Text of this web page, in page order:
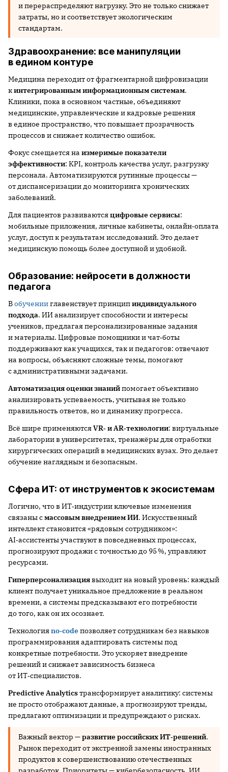
и перераспределяют нагрузку. Это не только снижает
затраты, но и соответствует экологическим
стандартам.
Здравоохранение: все манипуляции
в едином контуре
Медицина переходит от фрагментарной цифровизации
кинтегрированным информационным системам.
Клиники, пока в основном частные, объединяют
медицинские, управленческие и кадровые решения
в единое пространство, что повышает прозрачность
процессов и снижает количество ошибок.
Фокус смещается на измеримые показатели
эффективности: KPI, контроль качества услуг, разгрузку
персонала. Автоматизируются рутинные процессы —
от диспансеризации до мониторинга хронических
заболеваний.
Для пациентов развиваютсяцифровые сервисы:
мобильные приложения, личные кабинеты, онлайн‑оплата
услуг, доступ к результатам исследований. Это делает
медицинскую помощь более доступной и удобной.
Образование: нейросети в должности
педагога
Вобученииглавенствует принципиндивидуального
подхода. ИИ анализирует способности и интересы
учеников, предлагая персонализированные задания
и материалы. Цифровые помощники и чат‑боты
поддерживают как учащихся, так и педагогов: отвечают
на вопросы, объясняют сложные темы, помогают
с административными задачами.
Автоматизация оценки знанийпомогает объективно
анализировать успеваемость, учитывая не только
правильность ответов, но и динамику прогресса.
Всё шире применяютсяVR‑ и AR‑технологии: виртуальные
лаборатории в университетах, тренажёры для отработки
хирургических операций в медицинских вузах. Это делает
обучение наглядным и безопасным.
Сфера ИТ: от инструментов к экосистемам
Логично, что в ИТ‑индустрии ключевые изменения
связаны смассовым внедрением ИИ. Искусственный
интеллект становится «рядовым сотрудником»:
AI‑ассистенты участвуют в повседневных процессах,
прогнозируют продажи с точностью до 95 %, управляют
ресурсами.
Гиперперсонализациявыходит на новый уровень: каждый
клиент получает уникальное предложение в реальном
времени, а системы предсказывают его потребности
до того, как он их осознает.
Технологияno‑codeпозволяет сотрудникам без навыков
программирования адаптировать системы под
конкретные потребности. Это ускоряет внедрение
решений и снижает зависимость бизнеса
от ИТ‑специалистов.
Predictive Analyticsтрансформирует аналитику: системы
не просто отображают данные, а прогнозируют тренды,
предлагают оптимизации и предупреждают о рисках.
Важный вектор —развитие российских ИТ‑решений.
Рынок переходит от экстренной замены иностранных
продуктов к совершенствованию отечественных